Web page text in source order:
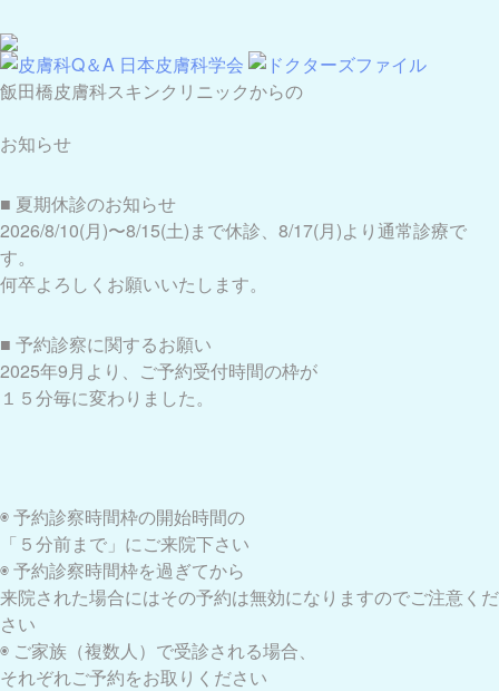
飯田橋皮膚科スキンクリニックからの
お知らせ
■ 夏期休診のお知らせ
2026/8/10(月)〜8/15(土)まで休診、8/17(月)より通常診療で
す。
何卒よろしくお願いいたします。
■ 予約診察に関するお願い
2025年9月より、ご予約受付時間の枠が
１５分毎に変わりました。
◉ 予約診察時間枠の開始時間の
「５分前まで」にご来院下さい
◉ 予約診察時間枠を過ぎてから
来院された場合にはその予約は無効になりますのでご注意くだ
さい
◉ ご家族（複数人）で受診される場合、
それぞれご予約をお取りください